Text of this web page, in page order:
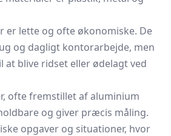
er lette og ofte økonomiske. De
og dagligt kontorarbejde, men
at blive ridset eller ødelagt ved
ofte fremstillet af aluminium
og giver præcis måling.
opgaver og situationer, hvor